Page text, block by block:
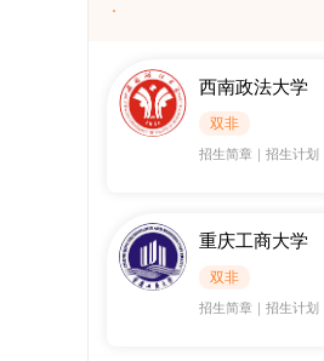
西南政法大学
双非
招生简章 ｜ 招生计划
重庆工商大学
双非
招生简章 ｜ 招生计划